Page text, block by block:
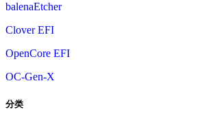
balenaEtcher
Clover EFI
OpenCore EFI
OC-Gen-X
分类